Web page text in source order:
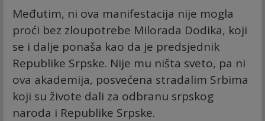
Međutim, ni ova manifestacija nije mogla
proći bez zloupotrebe Milorada Dodika, koji
se i dalje ponaša kao da je predsjednik
Republike Srpske. Nije mu ništa sveto, pa ni
ova akademija, posvećena stradalim Srbima
koji su živote dali za odbranu srpskog
naroda i Republike Srpske.